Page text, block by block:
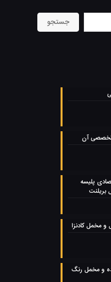
جستجو
تخصصی آن
پلیسه
بریلنت
و مخمل کادنزا
و مخمل رنگ